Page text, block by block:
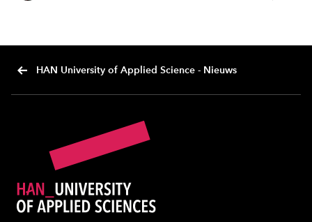
HAN University of Applied Science - Nieuws